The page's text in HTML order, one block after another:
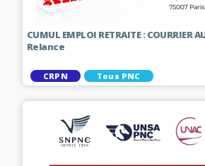
CUMUL EMPLOI RETRAITE : COURRIER
Relance
CRPN Tous PNC